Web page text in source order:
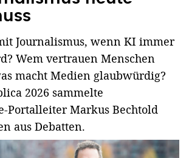
Journalismus, wenn KI immer
Wem vertrauen Menschen
macht Medien glaubwürdig?
2026 sammelte
Portalleiter Markus Bechtold
aus Debatten.